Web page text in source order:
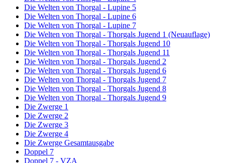
Die Welten von Thorgal - Lupine 5
Die Welten von Thorgal - Lupine 6
Die Welten von Thorgal - Lupine 7
Die Welten von Thorgal - Thorgals Jugend 1 (Neuauflage)
Die Welten von Thorgal - Thorgals Jugend 10
Die Welten von Thorgal - Thorgals Jugend 11
Die Welten von Thorgal - Thorgals Jugend 2
Die Welten von Thorgal - Thorgals Jugend 6
Die Welten von Thorgal - Thorgals Jugend 7
Die Welten von Thorgal - Thorgals Jugend 8
Die Welten von Thorgal - Thorgals Jugend 9
Die Zwerge 1
Die Zwerge 2
Die Zwerge 3
Die Zwerge 4
Die Zwerge Gesamtausgabe
Doppel 7
Doppel 7 - VZA